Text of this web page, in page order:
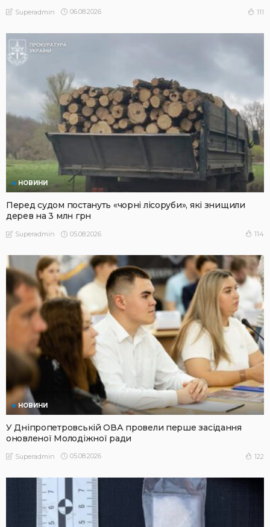
Superadmin 06.08.2026 111
НОВИНИ
Перед судом постануть «чорні лісоруби», які знищили
дерев на 3 млн грн
Superadmin 05.08.2026 114
НОВИНИ
У Дніпропетровській ОВА провели перше засідання
оновленої Молодіжної ради
Superadmin 05.08.2026 122